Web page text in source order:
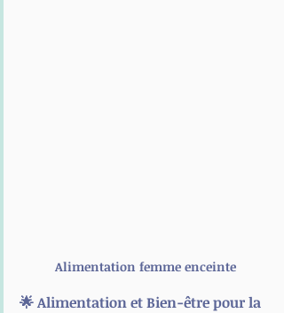
Alimentation femme enceinte
🌟 Alimentation et Bien-être pour la